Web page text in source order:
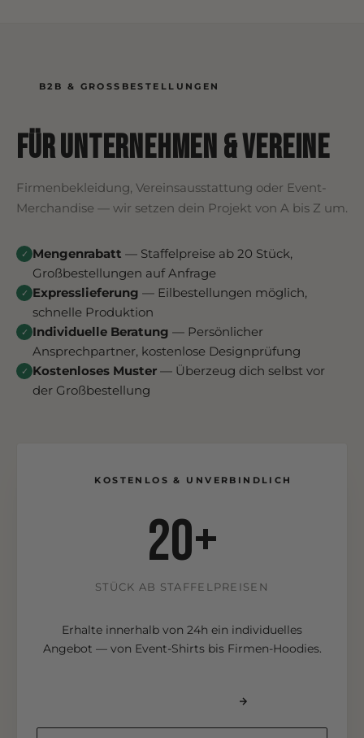
B2B & GROSSBESTELLUNGEN
Für Unternehmen & Vereine
Firmenbekleidung, Vereinsausstattung oder Event-
Merchandise — wir setzen dein Projekt von A bis Z um.
✓ Mengenrabatt — Staffelpreise ab 20 Stück,
Großbestellungen auf Anfrage
✓ Expresslieferung — Eilbestellungen möglich,
schnelle Produktion
✓ Individuelle Beratung — Persönlicher
Ansprechpartner, kostenlose Designprüfung
✓ Kostenloses Muster — Überzeug dich selbst vor
der Großbestellung
KOSTENLOS & UNVERBINDLICH
20+
STÜCK AB STAFFELPREISEN
Erhalte innerhalb von 24h ein individuelles
Angebot — von Event-Shirts bis Firmen-Hoodies.